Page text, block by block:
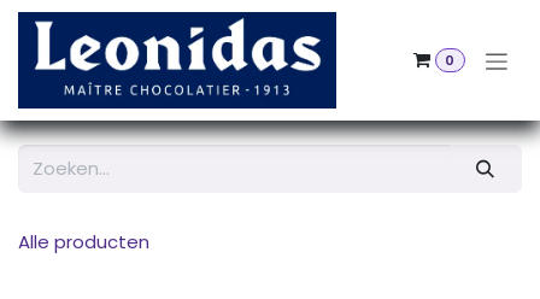
Overslaan naar inhoud
0
Alle producten